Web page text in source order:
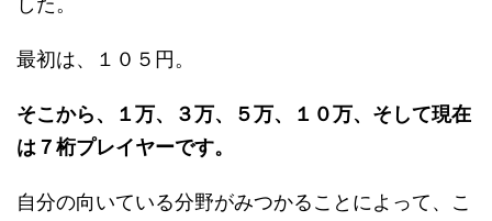
最初は、１０５円。
そこから、１万、３万、５万、１０万、そして現在
は７桁プレイヤーです。
自分の向いている分野がみつかることによって、こ